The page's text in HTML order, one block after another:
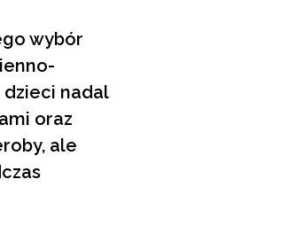
wybór
dzieci nadal
oraz
ale